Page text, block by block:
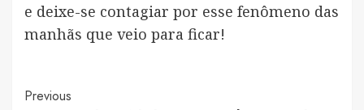
e deixe-se contagiar por esse fenômeno das
manhãs que veio para ficar!
Post
Previous